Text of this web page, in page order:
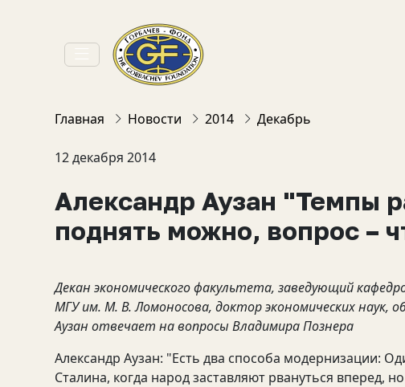
Главная Новости 2014 Декабрь
12 декабря 2014
Александр Аузан "Темпы
поднять можно, вопрос –
Декан экономического факультета, заведующий
МГУ им. М. В. Ломоносова, доктор экономических наук,
Аузан отвечает на вопросы Владимира Познера
Александр Аузан: "Есть два способа модернизации:
Сталина, когда народ заставляют рвануться вперед,